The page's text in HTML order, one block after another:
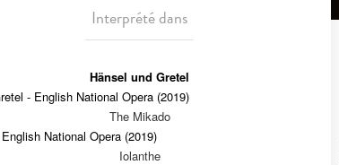
Interprété dans
Hänsel und Gretel
- English National Opera (2019)
The Mikado
National Opera (2019)
Iolanthe